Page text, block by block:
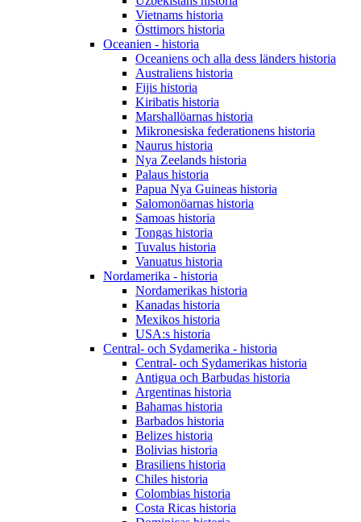
Vietnams historia
Östtimors historia
Oceanien - historia
Oceaniens och alla dess länders historia
Australiens historia
Fijis historia
Kiribatis historia
Marshallöarnas historia
Mikronesiska federationens historia
Naurus historia
Nya Zeelands historia
Palaus historia
Papua Nya Guineas historia
Salomonöarnas historia
Samoas historia
Tongas historia
Tuvalus historia
Vanuatus historia
Nordamerika - historia
Nordamerikas historia
Kanadas historia
Mexikos historia
USA:s historia
Central- och Sydamerika - historia
Central- och Sydamerikas historia
Antigua och Barbudas historia
Argentinas historia
Bahamas historia
Barbados historia
Belizes historia
Bolivias historia
Brasiliens historia
Chiles historia
Colombias historia
Costa Ricas historia